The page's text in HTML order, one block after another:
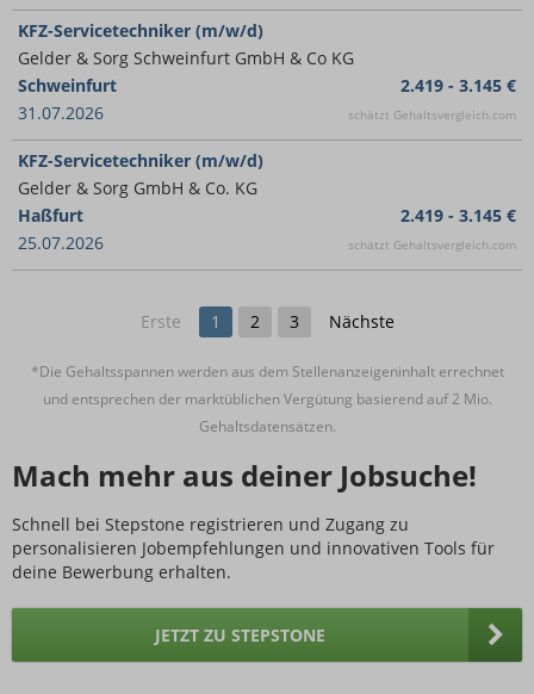
KFZ-Servicetechniker (m/w/d)
Gelder & Sorg Schweinfurt GmbH & Co KG
Schweinfurt
31.07.2026
2.419 - 3.145 €
schätzt Gehaltsvergleich.com
KFZ-Servicetechniker (m/w/d)
Gelder & Sorg GmbH & Co. KG
Haßfurt
25.07.2026
2.419 - 3.145 €
schätzt Gehaltsvergleich.com
Erste 1 2 3 Nächste
*Die Gehaltsspannen werden aus dem Stellenanzeigeninhalt errechnet
und entsprechen der marktüblichen Vergütung basierend auf 2 Mio.
Gehaltsdatensätzen.
Mach mehr aus deiner Jobsuche!
Schnell bei Stepstone registrieren und Zugang zu
personalisieren Jobempfehlungen und innovativen Tools für
deine Bewerbung erhalten.
JETZT ZU STEPSTONE